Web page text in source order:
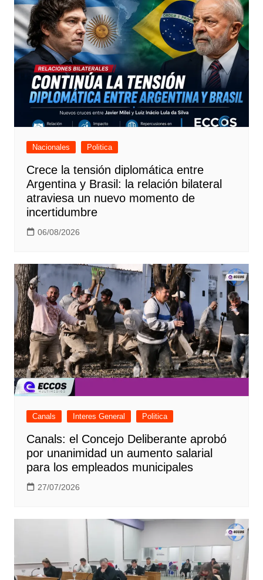
Nacionales Politica
Crece la tensión diplomática entre
Argentina y Brasil: la relación bilateral
atraviesa un nuevo momento de
incertidumbre
06/08/2026
Canals Interes General Politica
Canals: el Concejo Deliberante aprobó
por unanimidad un aumento salarial
para los empleados municipales
27/07/2026